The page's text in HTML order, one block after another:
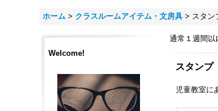
ホーム > クラスルームアイテム・文房具 > スタン
Welcome!
通常１週間以
スタンプ
児童教室に